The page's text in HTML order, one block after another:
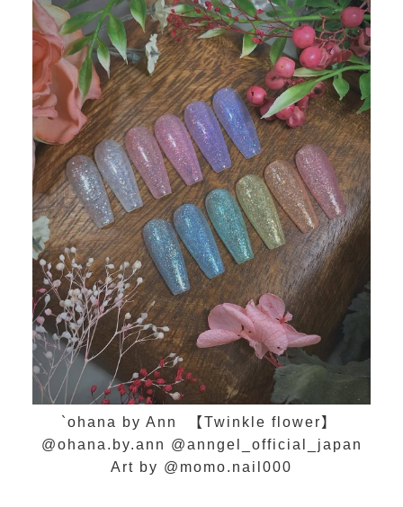
`ohana by Ann 【Twinkle flower】
@ohana.by.ann @anngel_official_japan
Art by @momo.nail000